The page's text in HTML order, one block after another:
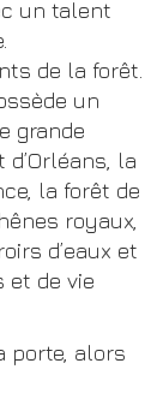
un talent
de la forêt.
un
grande
la
la forêt de
royaux,
d’eaux et
et de vie
porte, alors